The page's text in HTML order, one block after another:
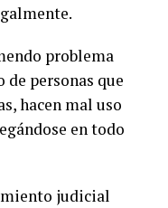
problema
personas que
hacen mal uso
en todo
judicial